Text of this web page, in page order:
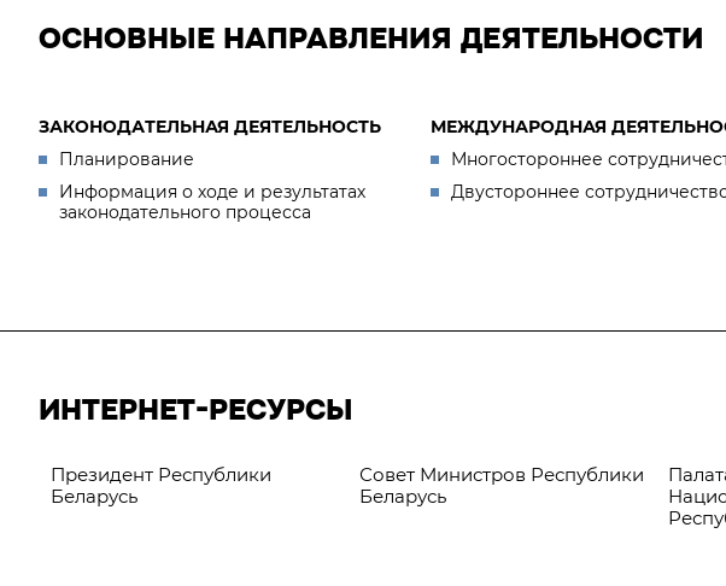
ОСНОВНЫЕ НАПРАВЛЕНИЯ ДЕЯТЕЛЬНОСТИ
ЗАКОНОДАТЕЛЬНАЯ ДЕЯТЕЛЬНОСТЬ
Планирование
Информация о ходе и результатах
законодательного процесса
МЕЖДУНАРОДНАЯ
Многостороннее
Двустороннее
ИНТЕРНЕТ-РЕСУРСЫ
Президент Республики
Беларусь
Совет Министров Республики
Беларусь